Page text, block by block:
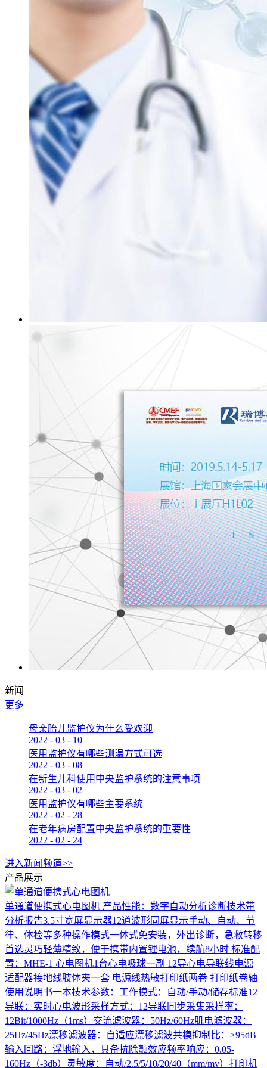
新闻
更多
母亲胎儿监护仪为什么受欢迎
2022 - 03 - 10
医用监护仪有哪些测温方式可选
2022 - 03 - 08
在新生儿科使用中央监护系统的注意事项
2022 - 03 - 02
医用监护仪有哪些主要系统
2022 - 02 - 28
在老年病房配置中央监护系统的重要性
2022 - 02 - 24
进入新闻频道>>
产品展示
单通道便携式心电图机 产品性能：数字自动分析诊断技术带
分析报告3.5寸宽屏显示器12道波形同屏显示手动、自动、节
律、体检等多种操作模式一体式免安装，外出诊断，急救转移
首选灵巧轻薄精致，便于携带内置锂电池，续航8小时 标准配
置：MHE-1 心电图机1台心电吸球一副 12导心电导联线电源
适配器接地线肢体夹一套 电源线热敏打印纸两卷 打印纸卷轴
使用说明书一本技术参数：工作模式：自动/手动/储存标准12
导联：实时心电波形采样方式：12导联同步采集采样率：
12Bit/1000Hz（1ms）交流滤波器：50Hz/60Hz肌电滤波器：
25Hz/45Hz漂移滤波器：自适应漂移滤波共模抑制比：≥95dB
输入回路：浮地输入，具备抗除颤效应频率响应：0.05-
160Hz（-3db）灵敏度：自动/2.5/5/10/20/40（mm/mv）打印机